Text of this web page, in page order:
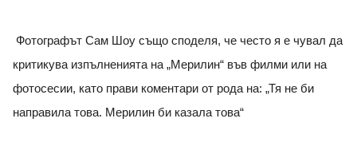
Фотографът Сам Шоу също споделя, че често я е чувал да
критикува изпълненията на „Мерилин“ във филми или на
фотосесии, като прави коментари от рода на: „Тя не би
направила това. Мерилин би казала това“